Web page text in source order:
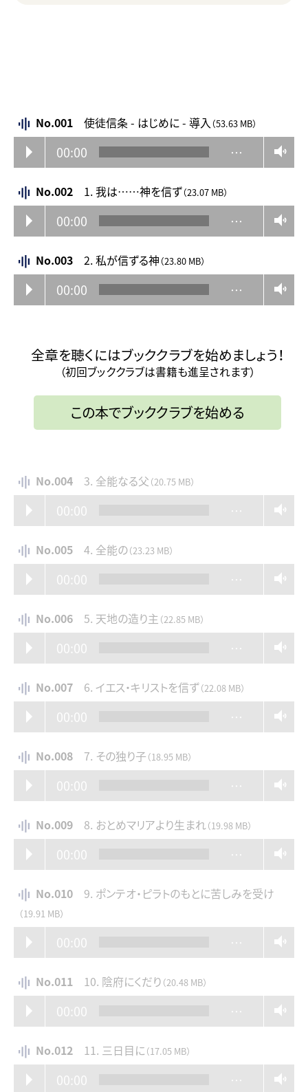
No.001使徒信条 - はじめに - 導入 （53.63 MB）
00:00 …
No.0021. 我は……神を信ず（23.07 MB）
00:00 …
No.0032. 私が信ずる神 （23.80 MB）
00:00 …
全章を聴くにはブッククラブを始めましょう！
（初回ブッククラブは書籍も進呈されます）
この本でブッククラブを始める
No.0043. 全能なる父 （20.75 MB）
00:00 …
No.0054. 全能の（23.23 MB）
00:00 …
No.0065. 天地の造り主 （22.85 MB）
00:00 …
No.0076. イエス・キリストを信ず（22.08 MB）
00:00 …
No.0087. その独り子 （18.95 MB）
00:00 …
No.0098. おとめマリアより生まれ（19.98 MB）
00:00 …
No.0109. ポンテオ・ピラトのもとに苦しみを受け
（19.91 MB）
00:00 …
No.01110. 陰府にくだり （20.48 MB）
00:00 …
No.01211. 三日目に （17.05 MB）
00:00 …